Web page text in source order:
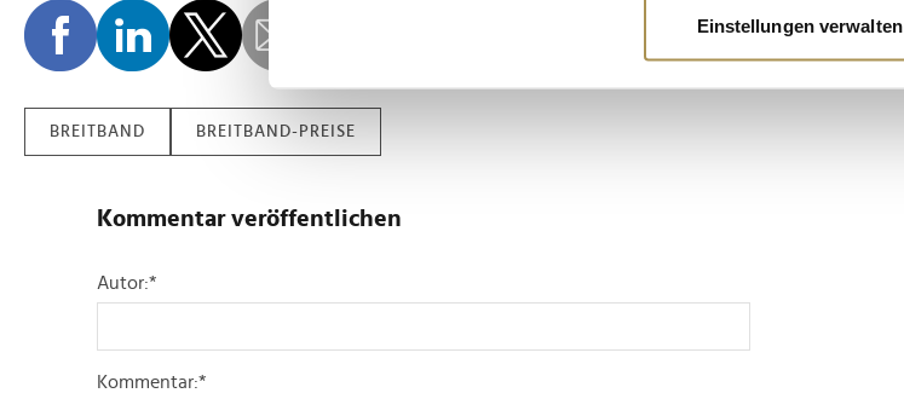
Erfahren Sie mehr darüber, wie Ihre persönlichen Daten verarbeitet
Wir verwenden Cookies, um Inhalte und Anzeigen zu personalisieren,
und die Zugriffe auf unsere Website zu analysieren. Außerdem geben
möglicherweise mit weiteren Daten zusammen, die Sie ihnen
Einstellungen verwalten
BREITBAND BREITBAND-PREISE
Kommentar veröffentlichen
Autor:*
Kommentar:*